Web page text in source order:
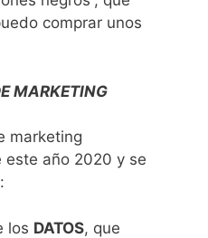
comprar unos
MARKETING
marketing
este año 2020 y se
los DATOS, que